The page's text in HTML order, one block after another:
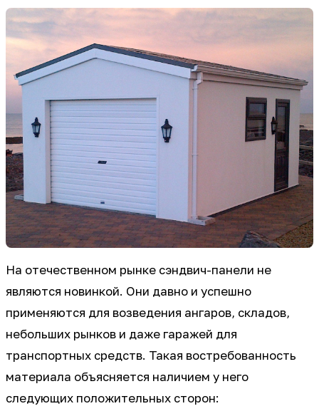
На отечественном рынке сэндвич-панели не
являются новинкой. Они давно и успешно
применяются для возведения ангаров, складов,
небольших рынков и даже гаражей для
транспортных средств. Такая востребованность
материала объясняется наличием у него
следующих положительных сторон: